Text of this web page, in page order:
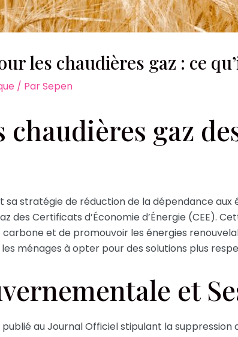
les chaudières gaz : ce
/ ParSepen
chaudières gaz
sa stratégie de réduction de la dépendance aux
des Certificats d’Économie d’Énergie (CEE).
et de promouvoir les énergies
les ménages à opter pour des solutions plus
et
au Journal Officiel stipulant la suppression